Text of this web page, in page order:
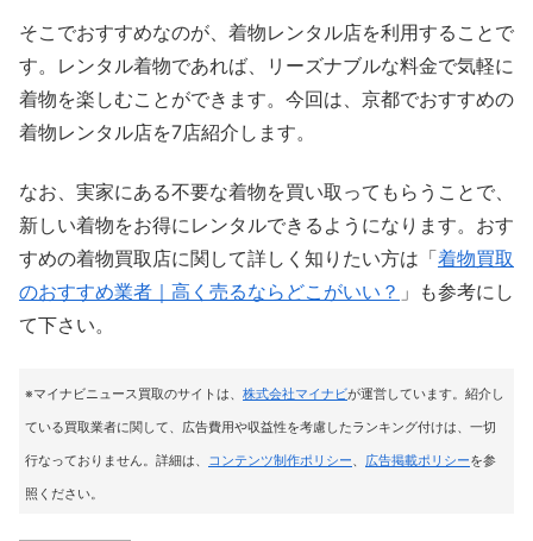
そこでおすすめなのが、着物レンタル店を利用することで
す。レンタル着物であれば、リーズナブルな料金で気軽に
着物を楽しむことができます。今回は、京都でおすすめの
着物レンタル店を7店紹介します。
なお、実家にある不要な着物を買い取ってもらうことで、
新しい着物をお得にレンタルできるようになります。おす
すめの着物買取店に関して詳しく知りたい方は「着物買取
のおすすめ業者｜高く売るならどこがいい？ 」も参考にし
て下さい。
※マイナビニュース買取のサイトは 株式会社マイナビが運営しています。紹介し
ている買取業者に関して、広告費用や収益性を考慮したランキング付けは、一切
行なっておりません。詳細は、 コンテンツ制作ポリシー 広告掲載ポリシーを参
照ください。